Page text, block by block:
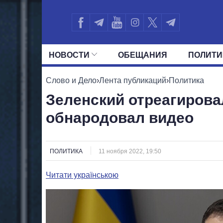
НОВОСТИ ОБЕЩАНИЯ
ВСЕ ПОЛИТИКИ ПРЕЗИДЕНТ И
Слово и Дело›Лента публикаций›Политика
Зеленский
обнародовал видео
ПОЛИТИКА 11 ноября 2022, 19:50
Читати українською